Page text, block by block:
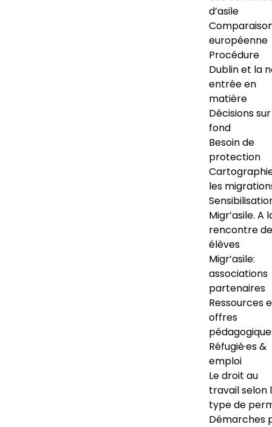
d’asile
européenne
Procédure
Dublin et la
entrée en
matière
Décisions
fond
Besoin de
protection
les
Migr’asile. A
rencontre
élèves
Migr’asile:
associations
partenaires
Ressources
offres
Réfugié·es &
emploi
Le droit au
travail selon
type de
Démarches